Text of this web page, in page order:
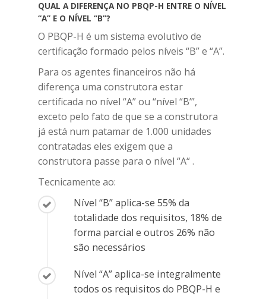
QUAL A DIFERENÇA NO PBQP-H ENTRE O NÍVEL
“A” E O NÍVEL “B”?
O PBQP-H é um sistema evolutivo de
certificação formado pelos níveis “B” e “A”.
Para os agentes financeiros não há
diferença uma construtora estar
certificada no nível “A” ou “nível “B’”,
exceto pelo fato de que se a construtora
já está num patamar de 1.000 unidades
contratadas eles exigem que a
construtora passe para o nível “A“ .
Tecnicamente ao:
Nível “B” aplica-se 55% da
totalidade dos requisitos, 18% de
forma parcial e outros 26% não
são necessários
Nível “A” aplica-se integralmente
todos os requisitos do PBQP-H e